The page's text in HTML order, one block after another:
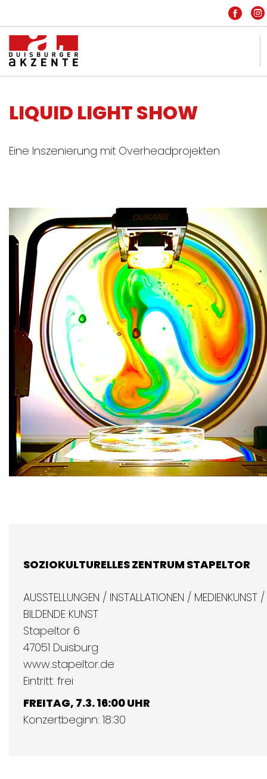
IMPRESSUM
FREIE SZENE
ARCHIV
LIQUID LIGHT SHOW
Eine Inszenierung mit Overheadprojekten
SOZIOKULTURELLES ZENTRUM STAPELTOR
AUSSTELLUNGEN / INSTALLATIONEN / MEDIENKUNST /
BILDENDE KUNST
Stapeltor 6
47051 Duisburg
www.stapeltor.de
Eintritt: frei
FREITAG, 7.3. 16:00 UHR
Konzertbeginn: 18:30